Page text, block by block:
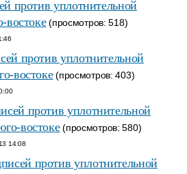
против уплотнительной
востоке(просмотров: 518)
против уплотнительной
востоке(просмотров: 403)
против уплотнительной
востоке(просмотров: 580)
14:08
против уплотнительной